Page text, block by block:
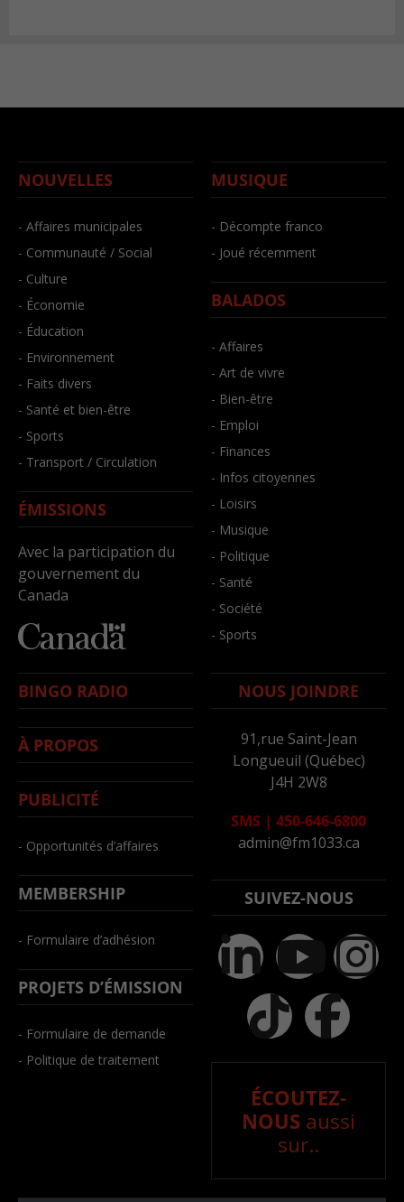
NOUVELLES
- Affaires municipales
- Communauté / Social
- Culture
- Économie
- Éducation
- Environnement
- Faits divers
- Santé et bien-être
- Sports
- Transport / Circulation
ÉMISSIONS
Avec la participation du
gouvernement du
Canada
MUSIQUE
- Décompte franco
- Joué récemment
BALADOS
- Affaires
- Art de vivre
- Bien-être
- Emploi
- Finances
- Infos citoyennes
- Loisirs
- Musique
- Politique
- Santé
- Société
- Sports
BINGO RADIO
À PROPOS
PUBLICITÉ
- Opportunités d’affaires
MEMBERSHIP
- Formulaire d’adhésion
PROJETS D’ÉMISSION
- Formulaire de demande
- Politique de traitement
NOUS JOINDRE
91,rue Saint-Jean
Longueuil (Québec)
J4H 2W8
SMS | 450-646-6800
admin@fm1033.ca
SUIVEZ-NOUS
ÉCOUTEZ-
NOUS aussi
sur..